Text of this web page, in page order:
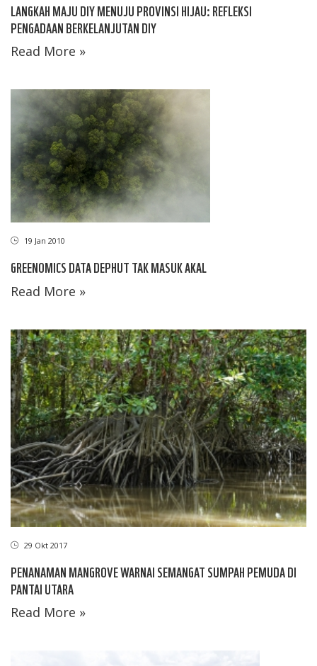
LANGKAH MAJU DIY MENUJU PROVINSI HIJAU: REFLEKSI
PENGADAAN BERKELANJUTAN DIY
Read More »
19 Jan 2010
GREENOMICS DATA DEPHUT TAK MASUK AKAL
Read More »
29 Okt 2017
PENANAMAN MANGROVE WARNAI SEMANGAT SUMPAH PEMUDA DI
PANTAI UTARA
Read More »